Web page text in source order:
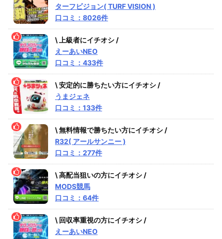
ターフビジョン( TURF VISION )
口コミ：8026件
\ 上級者にイチオシ /
えーあいNEO
口コミ：433件
\ 安定的に勝ちたい方にイチオシ /
うまジェネ
口コミ：133件
\ 無料情報で勝ちたい方にイチオシ /
R32( アールサンニー )
口コミ：277件
\ 高配当狙いの方にイチオシ /
MODS競馬
口コミ：64件
\ 回収率重視の方にイチオシ /
えーあいNEO